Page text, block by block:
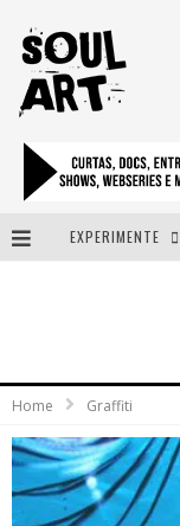
EXPERIMENTE
Home Graffiti